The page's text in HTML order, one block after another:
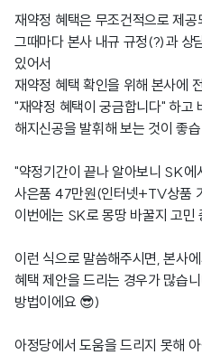
재약정 혜택은 무조건적으로 제
그때마다 본사 내규 규정(?)과 상
있어서
재약정 혜택 확인을 위해 본사에
"재약정 혜택이 궁금합니다" 하고
해지신공을 발휘해 보는 것이 좋
"약정기간이 끝나 알아보니 SK에
사은품 47만원(인터넷+TV상품
이번에는 SK로 몽땅 바꿀지 고민
이런 식으로 말씀해주시면, 본사
혜택 제안을 드리는 경우가 많습
방법이에요 😎)
아정당에서 도움을 드리지 못해